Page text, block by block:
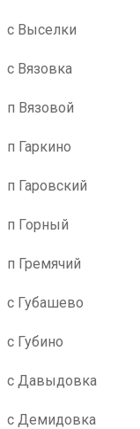
с Выселки
с Вязовка
п Вязовой
п Гаркино
п Гаровский
п Горный
п Гремячий
с Губашево
с Губино
с Давыдовка
с Демидовка